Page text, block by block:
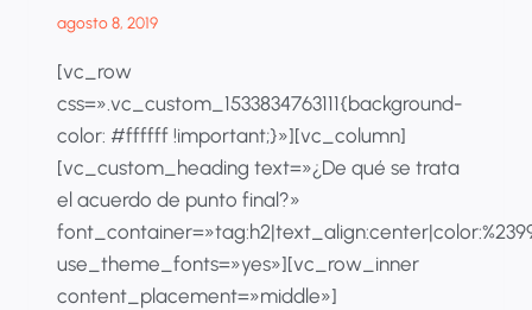
agosto 8, 2019
[vc_row
css=».vc_custom_1533834763111{background-
color: #ffffff !important;}»][vc_column]
[vc_custom_heading text=»¿De qué se trata
el acuerdo de punto final?»
use_theme_fonts=»yes»][vc_row_inner
content_placement=»middle»]